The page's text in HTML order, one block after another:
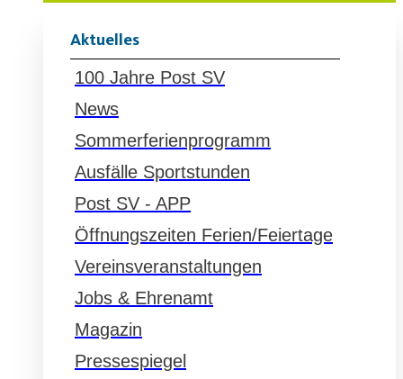
Aktuelles
100 Jahre Post SV
News
Sommerferienprogramm
Ausfälle Sportstunden
Post SV - APP
Öffnungszeiten Ferien/Feiertage
Vereinsveranstaltungen
Jobs & Ehrenamt
Magazin
Pressespiegel